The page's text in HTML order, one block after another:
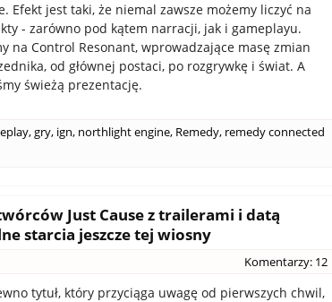
Efekt jest taki, że niemal zawsze możemy liczyć na
- zarówno pod kątem narracji, jak i gameplayu.
na Control Resonant, wprowadzające masę zmian
od głównej postaci, po rozgrywkę i świat. A
świeżą prezentację.
,gry, ign, northlight engine, Remedy, remedy connected
Just Cause z trailerami i datą
starcia jeszcze tej wiosny
Komentarzy: 12
tytuł, który przyciąga uwagę od pierwszych chwil,